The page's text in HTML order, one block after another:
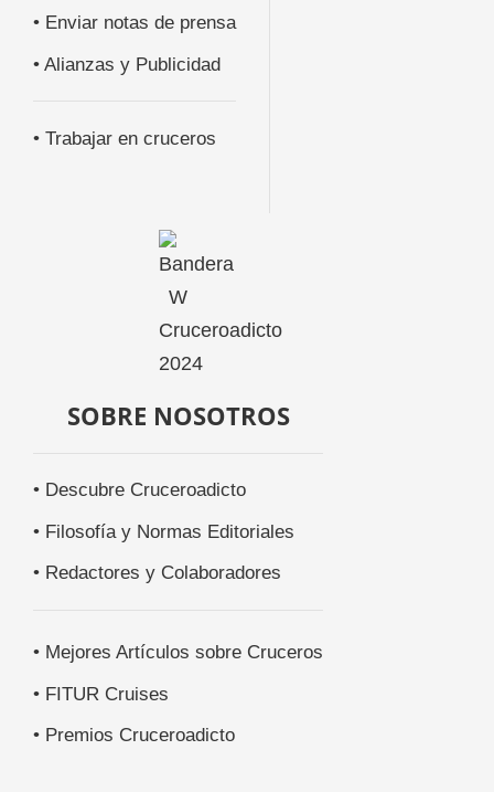
• Enviar notas de prensa
• Alianzas y Publicidad
• Trabajar en cruceros
SOBRE NOSOTROS
• Descubre Cruceroadicto
• Filosofía y Normas Editoriales
• Redactores y Colaboradores
• Mejores Artículos sobre Cruceros
• FITUR Cruises
• Premios Cruceroadicto